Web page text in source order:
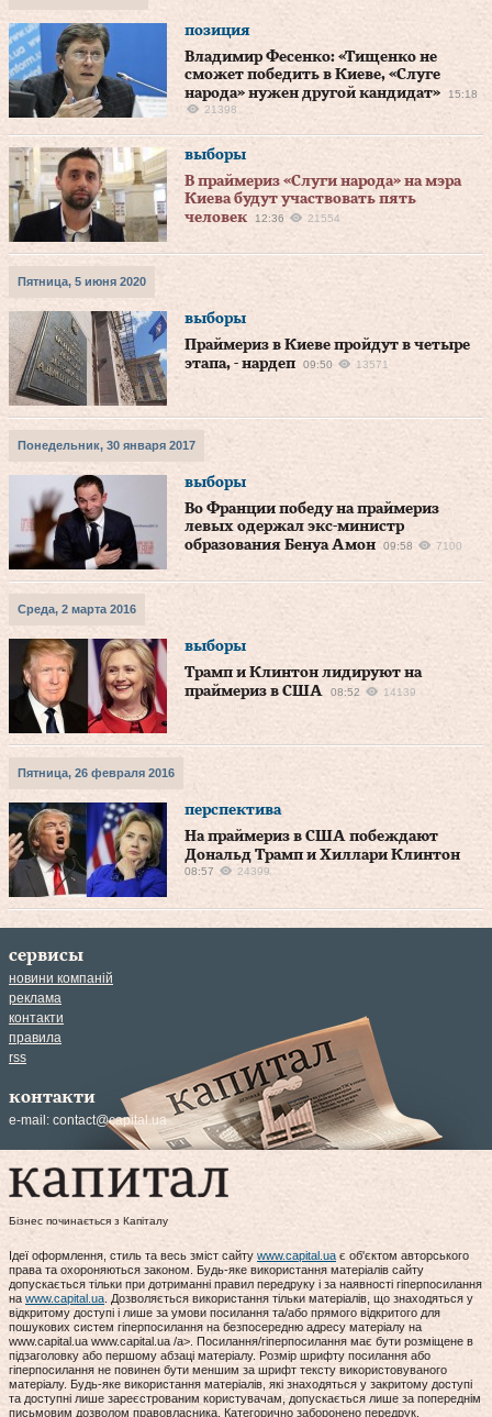
позиция
Владимир Фесенко: «Тищенко не
сможет победить в Киеве, «Слуге
народа» нужен другой кандидат»
15:18
21398
выборы
В праймериз «Слуги народа» на мэра
Киева будут участвовать пять
человек
12:36 21554
Пятница, 5 июня 2020
выборы
Праймериз в Киеве пройдут в четыре
этапа, - нардеп
09:50 13571
Понедельник, 30 января 2017
выборы
Во Франции победу на праймериз
левых одержал экс-министр
образования Бенуа Амон
09:58 7100
Среда, 2 марта 2016
выборы
Трамп и Клинтон лидируют на
праймериз в США
08:52 14139
Пятница, 26 февраля 2016
перспектива
На праймериз в США побеждают
Дональд Трамп и Хиллари Клинтон
08:57 24399
сервисы
новини компаній
реклама
контакти
правила
rss
контакти
e-mail: contact@capital.ua
Бізнес починається з Капіталу
Ідеї оформлення, стиль та весь зміст сайту www.capital.ua є об'єктом авторського
права та охороняються законом. Будь-яке використання матеріалів сайту
допускається тільки при дотриманні правил передруку і за наявності гіперпосилання
на www.capital.ua . Дозволяється використання тільки матеріалів, що знаходяться у
відкритому доступі і лише за умови посилання та/або прямого відкритого для
пошукових систем гіперпосилання на безпосередню адресу матеріалу на
www.capital.ua www.capital.ua /a>. Посилання/гіперпосилання має бути розміщене в
підзаголовку або першому абзаці матеріалу. Розмір шрифту посилання або
гіперпосилання не повинен бути меншим за шрифт тексту використовуваного
матеріалу. Будь-яке використання матеріалів, які знаходяться у закритому доступі
та доступні лише зареєстрованим користувачам, допускається лише за попереднім
письмовим дозволом правовласника. Категорично заборонено передрук,